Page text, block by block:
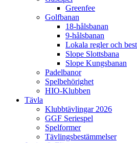
Greenfee
Golfbanan
18-hålsbanan
9-hålsbanan
Lokala regler och
Slope Slottsbana
Slope Kungsbanan
Padelbanor
Spelbehörighet
HIO-Klubben
Tävla
Klubbtävlingar 2026
GGF Seriespel
Spelformer
Tävlingsbestämmelser